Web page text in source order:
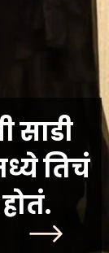
साडी
तिचं